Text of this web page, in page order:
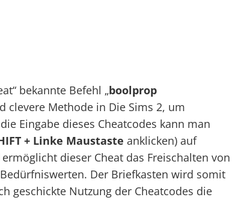
bekannte Befehl „boolprop
clevere Methode in Die Sims 2, um
Eingabe dieses Cheatcodes kann man
+ Linke Maustaste anklicken) auf
dieser Cheat das Freischalten von
Der Briefkasten wird somit
geschickte Nutzung der Cheatcodes die